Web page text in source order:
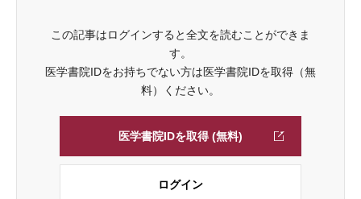
この記事はログインすると全文を読むことができま
す。
医学書院IDをお持ちでない方は医学書院IDを取得（無
料）ください。
医学書院IDを取得 (無料)
ログイン